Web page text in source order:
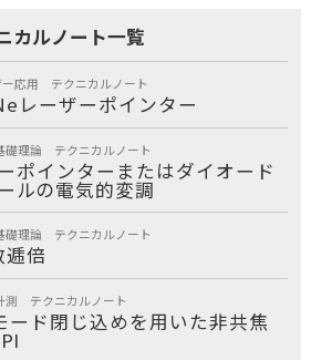
カルノート一覧
応用 テクニカルノート
レーザーポインター
礎理論 テクニカルノート
ポインターまたはダイオード
ルの電気的変調
礎理論 テクニカルノート
倍
測 テクニカルノート
ード閉じ込めを用いた非共焦